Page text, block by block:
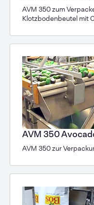
AVM 350 zum
Klotzbodenbeutel mit
AVM 350
AVM 350 zur